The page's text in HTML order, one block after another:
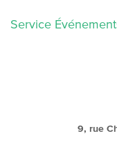
Service
9, rue